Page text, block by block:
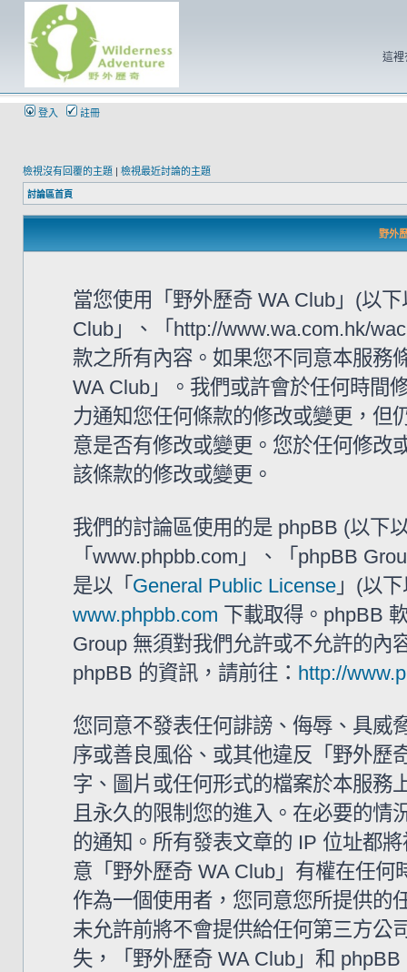
這裡
登入 註冊
檢視沒有回覆的主題 | 檢視最近討論的主題
討論區首頁
野外
當您使用「野外歷奇 WA Club」(以
Club」、「http://www.wa.com.hk/
款之所有內容。如果您不同意本服務
WA Club」。我們或許會於任何時間
力通知您任何條款的修改或變更，但
意是否有修改或變更。您於任何修改
該條款的修改或變更。
我們的討論區使用的是 phpBB (以下
「www.phpbb.com」、「phpBB
是以「 General Public License 」(以
www.phpbb.com 下載取得。phpBB
Group 無須對我們允許或不允許的內
phpBB 的資訊，請前往： http://
您同意不發表任何誹謗、侮辱、具威
序或善良風俗、或其他違反「野外歷
字、圖片或任何形式的檔案於本服務
且永久的限制您的進入。在必要的情
的通知。所有發表文章的 IP 位址都
意「野外歷奇 WA Club」有權在任
作為一個使用者，您同意您所提供的
未允許前將不會提供給任何第三方公
失，「野外歷奇 WA Club」和